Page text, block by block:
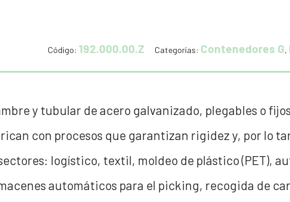
Código: 192.000.00.Z Categorías: Contenedores G,
y tubular de acero galvanizado, plegables o
con procesos que garantizan rigidez y, por lo
logístico, textil, moldeo de plástico (PET),
automáticos para el picking, recogida de